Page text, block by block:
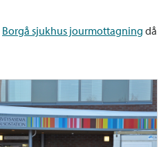
Borgå sjukhus jourmottagning då